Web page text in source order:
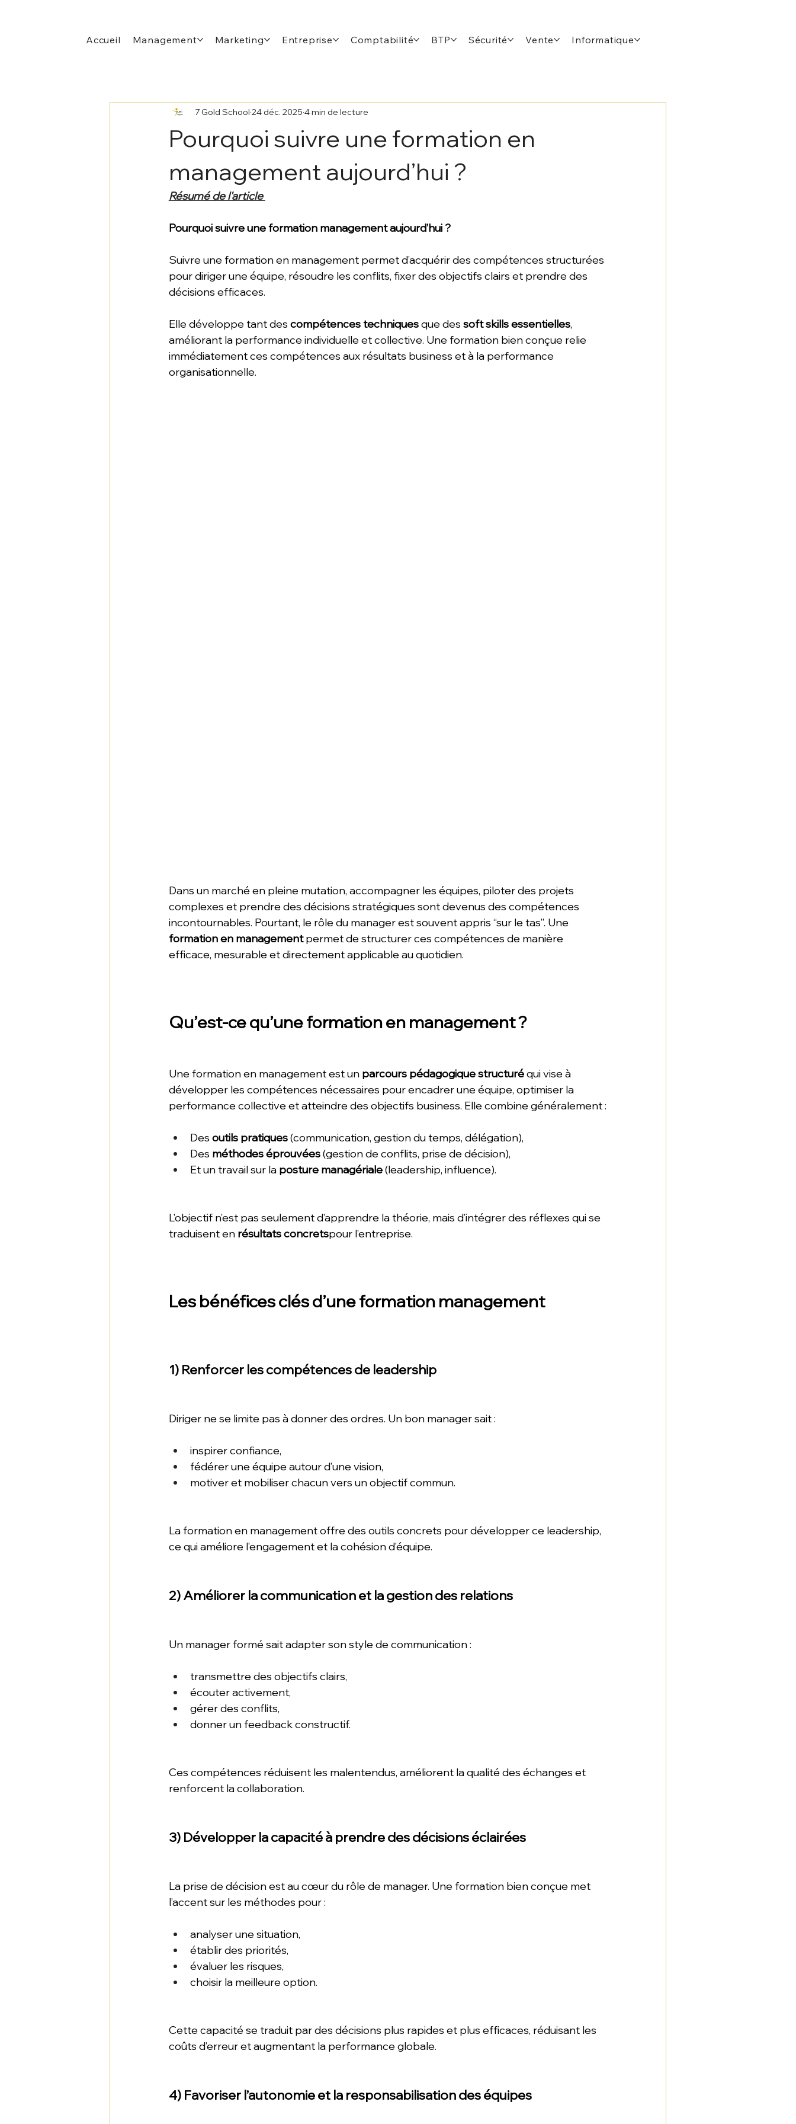
Accueil Management Marketing Entreprise Comptabilité BTP Sécurité Vente Informatique
Pourquoi suivre une formation en
management aujourd’hui ?
7 Gold School 24 déc. 2025 4 min de lecture
Résumé de l'article
Pourquoi suivre une formation management aujourd’hui ?
Suivre une formation en management permet d’acquérir des compétences structurées
pour diriger une équipe, résoudre les conflits, fixer des objectifs clairs et prendre des
décisions efficaces.
Elle développe tant des compétences techniques que des soft skills essentielles,
améliorant la performance individuelle et collective. Une formation bien conçue relie
immédiatement ces compétences aux résultats business et à la performance
organisationnelle.
Dans un marché en pleine mutation, accompagner les équipes, piloter des projets
complexes et prendre des décisions stratégiques sont devenus des compétences
incontournables. Pourtant, le rôle du manager est souvent appris “sur le tas”. Une
formation en management permet de structurer ces compétences de manière
efficace, mesurable et directement applicable au quotidien.
Qu’est-ce qu’une formation en management ?
Une formation en management est un parcours pédagogique structuré qui vise à
développer les compétences nécessaires pour encadrer une équipe, optimiser la
performance collective et atteindre des objectifs business. Elle combine généralement :
Des outils pratiques (communication, gestion du temps, délégation),
Des méthodes éprouvées (gestion de conflits, prise de décision),
Et un travail sur la posture managériale (leadership, influence).
L’objectif n’est pas seulement d’apprendre la théorie, mais d’intégrer des réflexes qui se
traduisent en résultats concretspour l’entreprise.
Les bénéfices clés d’une formation management
1) Renforcer les compétences de leadership
Diriger ne se limite pas à donner des ordres. Un bon manager sait :
inspirer confiance,
fédérer une équipe autour d’une vision,
motiver et mobiliser chacun vers un objectif commun.
La formation en management offre des outils concrets pour développer ce leadership,
ce qui améliore l’engagement et la cohésion d’équipe.
2) Améliorer la communication et la gestion des relations
Un manager formé sait adapter son style de communication :
transmettre des objectifs clairs,
écouter activement,
gérer des conflits,
donner un feedback constructif.
Ces compétences réduisent les malentendus, améliorent la qualité des échanges et
renforcent la collaboration.
3) Développer la capacité à prendre des décisions éclairées
La prise de décision est au cœur du rôle de manager. Une formation bien conçue met
l’accent sur les méthodes pour :
analyser une situation,
établir des priorités,
évaluer les risques,
choisir la meilleure option.
Cette capacité se traduit par des décisions plus rapides et plus efficaces, réduisant les
coûts d’erreur et augmentant la performance globale.
4) Favoriser l’autonomie et la responsabilisation des équipes